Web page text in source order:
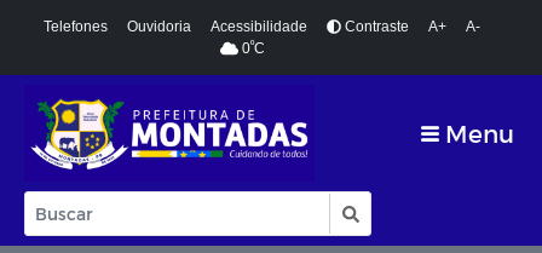
Telefones Ouvidoria Acessibilidade Contraste A+
A-
0ºC
Menu